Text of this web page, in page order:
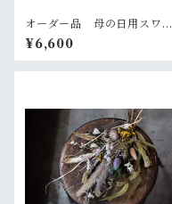
オーダー品 母の日用スワッ
グ2個セット
¥6,600